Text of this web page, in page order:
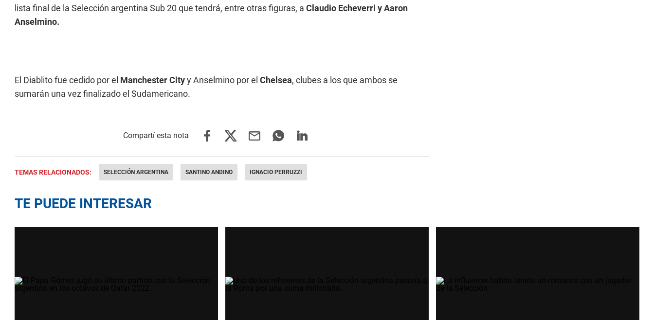
lista final de la Selección argentina Sub 20 que tendrá, entre otras figuras, a Claudio Echeverri y Aaron
Anselmino.
El Diablito fue cedido por el Manchester Cityy Anselmino por el Chelsea, clubes a los que ambos se
sumarán una vez finalizado el Sudamericano.
TEMAS RELACIONADOS: SELECCIÓN ARGENTINA SANTINO ANDINO IGNACIO PERRUZZI
TE PUEDE INTERESAR